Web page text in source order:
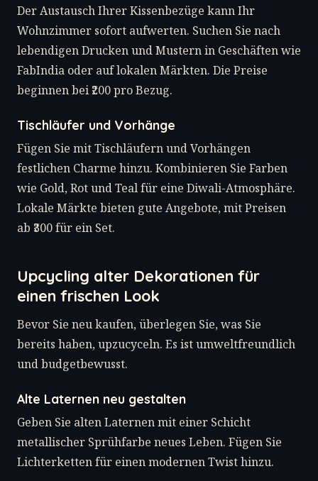
Der Austausch Ihrer Kissenbezüge kann Ihr
Wohnzimmer sofort aufwerten. Suchen Sie nach
lebendigen Drucken und Mustern in Geschäften wie
FabIndia oder auf lokalen Märkten. Die Preise
beginnen bei ₹200 pro Bezug.
Tischläufer und Vorhänge
Fügen Sie mit Tischläufern und Vorhängen
festlichen Charme hinzu. Kombinieren Sie Farben
wie Gold, Rot und Teal für eine Diwali-Atmosphäre.
Lokale Märkte bieten gute Angebote, mit Preisen
ab ₹300 für ein Set.
Upcycling alter Dekorationen für
einen frischen Look
Bevor Sie neu kaufen, überlegen Sie, was Sie
bereits haben, upzucyceln. Es ist umweltfreundlich
und budgetbewusst.
Alte Laternen neu gestalten
Geben Sie alten Laternen mit einer Schicht
metallischer Sprühfarbe neues Leben. Fügen Sie
Lichterketten für einen modernen Twist hinzu.